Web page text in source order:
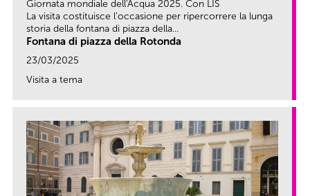
Giornata mondiale dell'Acqua 2025. Con LIS
La visita costituisce l’occasione per ripercorrere la lunga
storia della fontana di piazza della...
Fontana di piazza della Rotonda
23/03/2025
Visita a tema